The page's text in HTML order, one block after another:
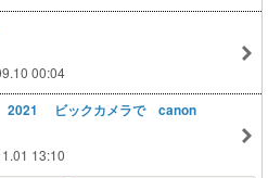
00:04
ビックカメラで canon
13:10